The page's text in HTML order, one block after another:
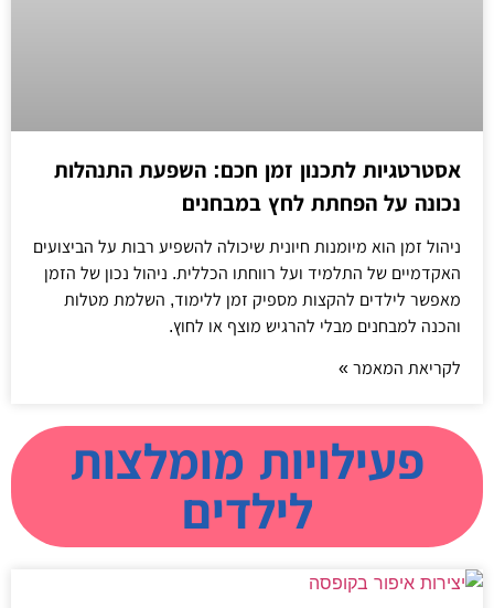
אסטרטגיות לתכנון זמן חכם: השפעת התנהלות
נכונה על הפחתת לחץ במבחנים
ניהול זמן הוא מיומנות חיונית שיכולה להשפיע רבות על הביצועים
האקדמיים של התלמיד ועל רווחתו הכללית. ניהול נכון של הזמן
מאפשר לילדים להקצות מספיק זמן ללימוד, השלמת מטלות
והכנה למבחנים מבלי להרגיש מוצף או לחוץ.
לקריאת המאמר »
פעילויות מומלצות
לילדים